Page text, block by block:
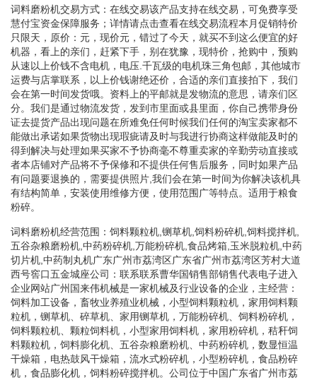
词料磨粉机交易方式：在线交易该产品支持在线交易，可免费享受
慧付宝资金保障服务；详情请点击查看在线交易流程本月促销特价
只限天，原价：元，现价元，错过了今天，就买不到这么便宜的好
机器，看上的亲们，赶紧下手，别在犹豫，现特价，抢购中，预购
从速以上价钱不含电机，电压.千瓦级的电机珠三角包邮，其他城市
运费与店掌联系，以上价钱谢绝还价，合适的亲们直接拍下，我们
会在第一时间发货哦。资料上的平邮就是发物流的意思，请亲们区
分。我们是通过物流发货，发到市里面或县里面，你自己携带身份
证去提货产品出现问题在所难免任何时候我们任何的淘宝卖家都不
能做出承诺如果货物出现瑕疵请及时与我进行协商这样做能及时的
得到解决与处理如果买家不予协商毫不尊重卖家的辛勤劳动直接或
者本店铺对产品将不予保修和不提供任何售后服务，同时如果产品
有问题要退换的，需要提供照片,我们会在第一时间为你解决该机具
有结构简单，安装使用维修方便，使用范围广等特点。适用于粮食
粉碎。
词料磨粉机经营范围：饲料颗粒机,铡草机,饲料粉碎机,饲料搅拌机,
五谷杂粮磨粉机,中药粉碎机,万能粉碎机,食品烤箱,玉米脱粒机,中药
切片机,中药制丸机广东广州市荔湾区广东省广州市荔湾区芳村大道
西号窖口五金城座公司：联系联系曹华国销售部销售代表电子进入
企业网站广州国来伟机械是一家机械及行业设备的企业，主经营：
饲料加工设备，畜牧业养殖业机械，小型饲料颗粒机，家用饲料颗
粒机，铡草机、碎草机、家用铡草机，万能粉碎机、饲料粉碎机，
饲料颗粒机、颗粒饲料机，小型家用饲料机，家用粉碎机，秸秆饲
料颗粒机，饲料膨化机、五谷杂粮磨粉机、中药粉碎机，数显恒温
干燥箱，电热鼓风干燥箱，流水式粉碎机，小型粉碎机，食品粉碎
机，食品膨化机，饲料粉碎搅拌机。公司位于中国广东省广州市荔